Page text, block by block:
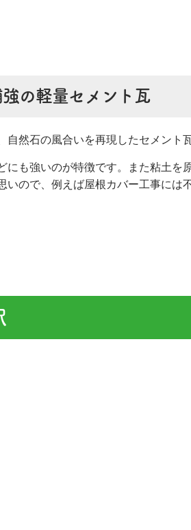
の軽量セメント瓦
然石の風合いを再現したセメント瓦
も強いのが特徴です。また粘土を
ので、例えば屋根カバー工事には